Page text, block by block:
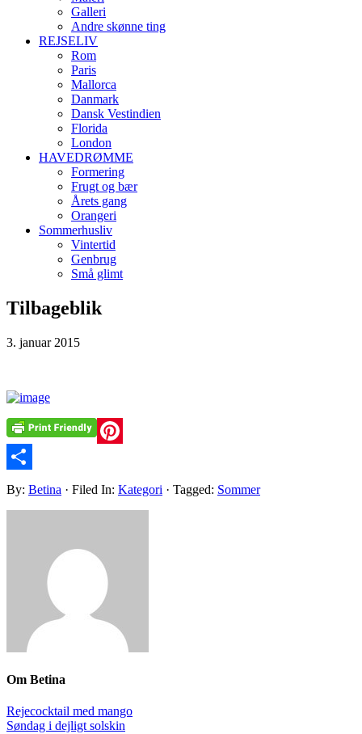
Galleri
Andre skønne ting
REJSELIV
Rom
Paris
Mallorca
Danmark
Dansk Vestindien
Florida
London
HAVEDRØMME
Formering
Frugt og bær
Årets gang
Orangeri
Sommerhusliv
Vintertid
Genbrug
Små glimt
Tilbageblik
3. januar 2015
Pinterest
Share
By: Betina · Filed In: Kategori · Tagged: Sommer
Om Betina
Rejecocktail med mango
Søndag i dejligt solskin